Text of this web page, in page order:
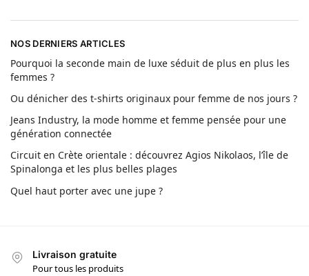
NOS DERNIERS ARTICLES
Pourquoi la seconde main de luxe séduit de plus en plus les
femmes ?
Ou dénicher des t-shirts originaux pour femme de nos jours ?
Jeans Industry, la mode homme et femme pensée pour une
génération connectée
Circuit en Crète orientale : découvrez Agios Nikolaos, l’île de
Spinalonga et les plus belles plages
Quel haut porter avec une jupe ?
Livraison gratuite
Pour tous les produits